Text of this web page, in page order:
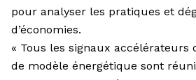
pour analyser les pratiques et
d’économies.
« Tous les signaux accélérateurs
de modèle énergétique sont